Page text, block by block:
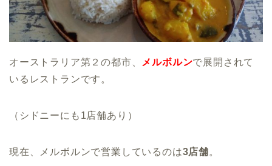
オーストラリア第２の都市、 メルボルンで展開されて
いるレストランです。
（ シドニーにも1店舗あり ）
現在、メルボルンで営業しているのは3店舗。